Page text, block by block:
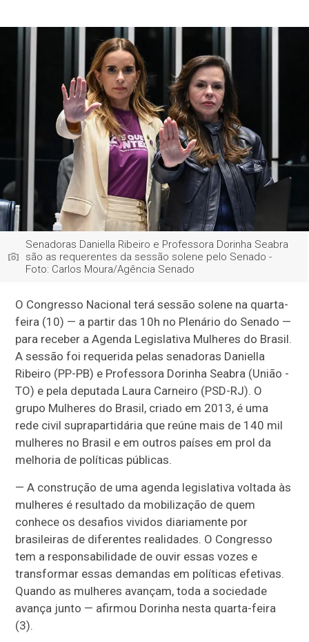
Senadoras Daniella Ribeiro e Professora Dorinha Seabra
são as requerentes da sessão solene pelo Senado -
Foto: Carlos Moura/Agência Senado
O Congresso Nacional terá sessão solene na quarta-
feira (10) — a partir das 10h no Plenário do Senado —
para receber a Agenda Legislativa Mulheres do Brasil.
A sessão foi requerida pelas senadoras Daniella
Ribeiro (PP-PB) e Professora Dorinha Seabra (União -
TO) e pela deputada Laura Carneiro (PSD-RJ). O
grupo Mulheres do Brasil, criado em 2013, é uma
rede civil suprapartidária que reúne mais de 140 mil
mulheres no Brasil e em outros países em prol da
melhoria de políticas públicas.
— A construção de uma agenda legislativa voltada às
mulheres é resultado da mobilização de quem
conhece os desafios vividos diariamente por
brasileiras de diferentes realidades. O Congresso
tem a responsabilidade de ouvir essas vozes e
transformar essas demandas em políticas efetivas.
Quando as mulheres avançam, toda a sociedade
avança junto — afirmou Dorinha nesta quarta-feira
(3).